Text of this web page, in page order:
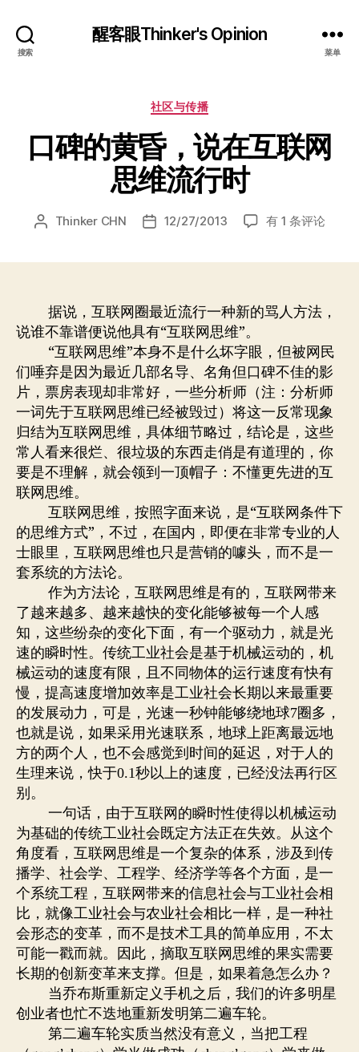
搜索
醒客眼Thinker's Opinion
菜单
分
社区与传播
口碑的黄昏，说在互联网
思维流行时
文 Thinker CHN
发 12/27/2013
口
说
联
网
思
维
流
行
时
有 1 条评论
据说，互联网圈最近流行一种新的骂人方法，
说谁不靠谱便说他具有“互联网思维”。
“互联网思维”本身不是什么坏字眼，但被网民
们唾弃是因为最近几部名导、名角但口碑不佳的影
片，票房表现却非常好，一些分析师（注：分析师
一词先于互联网思维已经被毁过）将这一反常现象
归结为互联网思维，具体细节略过，结论是，这些
常人看来很烂、很垃圾的东西走俏是有道理的，你
要是不理解，就会领到一顶帽子：不懂更先进的互
联网思维。
互联网思维，按照字面来说，是“互联网条件下
的思维方式”，不过，在国内，即便在非常专业的人
士眼里，互联网思维也只是营销的噱头，而不是一
套系统的方法论。
作为方法论，互联网思维是有的，互联网带来
了越来越多、越来越快的变化能够被每一个人感
知，这些纷杂的变化下面，有一个驱动力，就是光
速的瞬时性。传统工业社会是基于机械运动的，机
械运动的速度有限，且不同物体的运行速度有快有
慢，提高速度增加效率是工业社会长期以来最重要
的发展动力，可是，光速一秒钟能够绕地球7圈多，
也就是说，如果采用光速联系，地球上距离最远地
方的两个人，也不会感觉到时间的延迟，对于人的
生理来说，快于0.1秒以上的速度，已经没法再行区
别。
一句话，由于互联网的瞬时性使得以机械运动
为基础的传统工业社会既定方法正在失效。从这个
角度看，互联网思维是一个复杂的体系，涉及到传
播学、社会学、工程学、经济学等各个方面，是一
个系统工程，互联网带来的信息社会与工业社会相
比，就像工业社会与农业社会相比一样，是一种社
会形态的变革，而不是技术工具的简单应用，不太
可能一戳而就。因此，摘取互联网思维的果实需要
长期的创新变革来支撑。但是，如果着急怎么办？
当乔布斯重新定义手机之后，我们的许多明星
创业者也忙不迭地重新发明第二遍车轮。
第二遍车轮实质当然没有意义，当把工程